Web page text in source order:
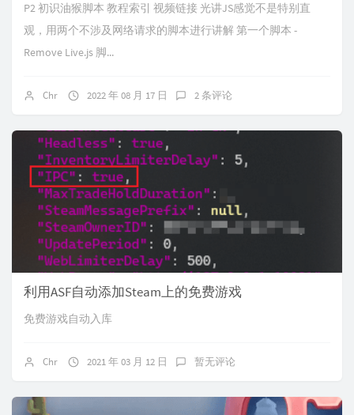
P2 初识油猴脚本 教程索引 视频链接 光讲JS感觉不是特别直
观，用两个不涉及网络请求的脚本进行讲解 第一个脚本 -
Remove Live.js 脚...
Chr 2022 年 08 月 17 日 2 条评论
利用ASF自动添加Steam上的免费游戏
免费游戏自动入库
Chr 2021 年 03 月 12 日 暂无评论